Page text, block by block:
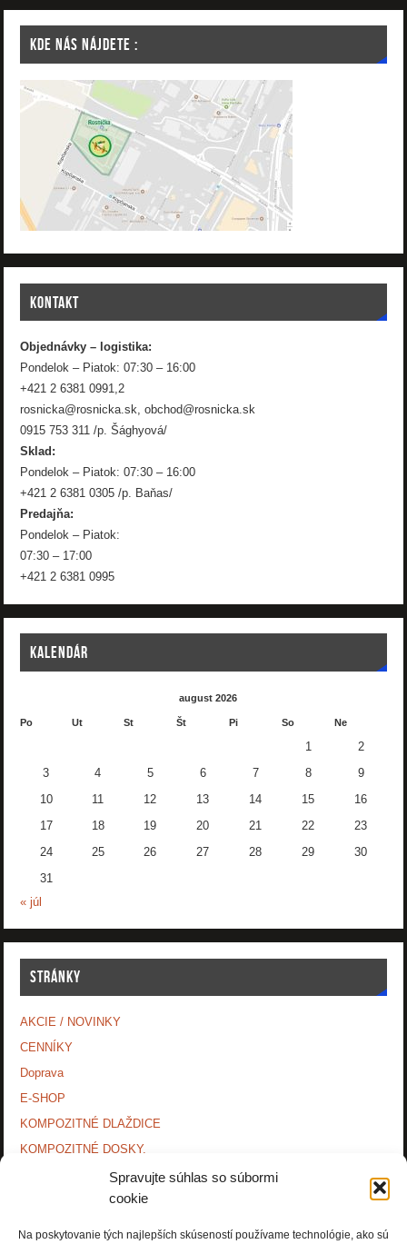
Spravujte súhlas so súbormi
cookie
Na poskytovanie tých najlepších skúseností používame technológie, ako sú
KDE NÁS NÁJDETE :
KONTAKT
Objednávky – logistika:
Pondelok – Piatok: 07:30 – 16:00
+421 2 6381 0991,2
rosnicka@rosnicka.sk, obchod@rosnicka.sk
0915 753 311 /p. Šághyová/
Sklad:
Pondelok – Piatok: 07:30 – 16:00
+421 2 6381 0305 /p. Baňas/
Predajňa:
Pondelok – Piatok:
07:30 – 17:00
+421 2 6381 0995
KALENDÁR
august 2026
Po Ut St Št Pi So Ne
1 2
3 4 5 6 7 8 9
10 11 12 13 14 15 16
17 18 19 20 21 22 23
24 25 26 27 28 29 30
31
« júl
STRÁNKY
AKCIE / NOVINKY
CENNÍKY
Doprava
E-SHOP
KOMPOZITNÉ DLAŽDICE
KOMPOZITNÉ DOSKY.
MONTÁŽNE NÁVODY